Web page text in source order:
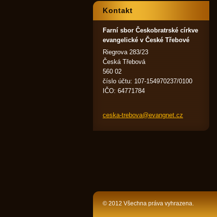
Kontakt
Farní sbor Českobratrské církve
evangelické v České Třebové
Riegrova 283/23
Česká Třebová
560 02
číslo účtu: 107-154970237/0100
IČO: 64771784
ceska-trebova@evangnet.cz
© 2012 Všechna práva vyhrazena.